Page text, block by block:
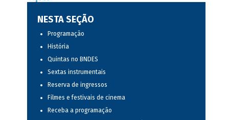
NESTA SEÇÃO
Programação
História
Quintas no BNDES
Sextas instrumentais
Reserva de ingressos
Filmes e festivais de cinema
Receba a programação